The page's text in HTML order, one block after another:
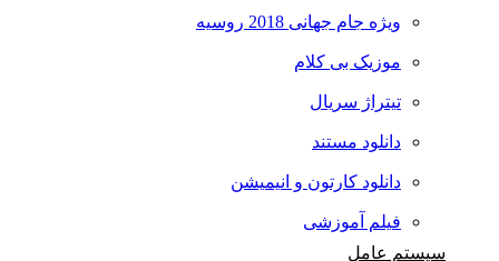
ویژه جام جهانی 2018 روسیه
موزیک بی کلام
تیتراژ سریال
دانلود مستند
دانلود کارتون و انیمیشن
فیلم آموزشی
سیستم عامل